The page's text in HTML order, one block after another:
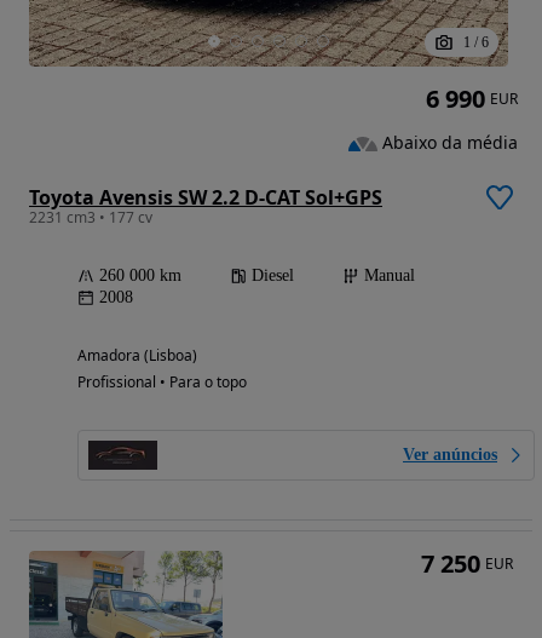
1 / 6
Toyota Avensis SW 2.2 D-CAT Sol+GPS
2231 cm3 • 177 cv
260 000 km Diesel
Manual
2008
Amadora (Lisboa)
Profissional • Para o topo
Ver anúncios
6 990 EUR
Abaixo da média
7 250 EUR